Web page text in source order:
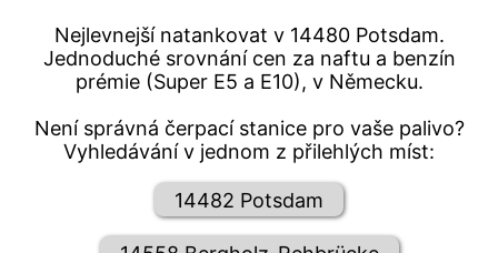
Nejlevnejší natankovat v 14480 Potsdam.
Jednoduché srovnání cen za naftu a benzín
prémie (Super E5 a E10), v Německu.
Není správná čerpací stanice pro vaše palivo?
Vyhledávání v jednom z přilehlých míst:
14482 Potsdam